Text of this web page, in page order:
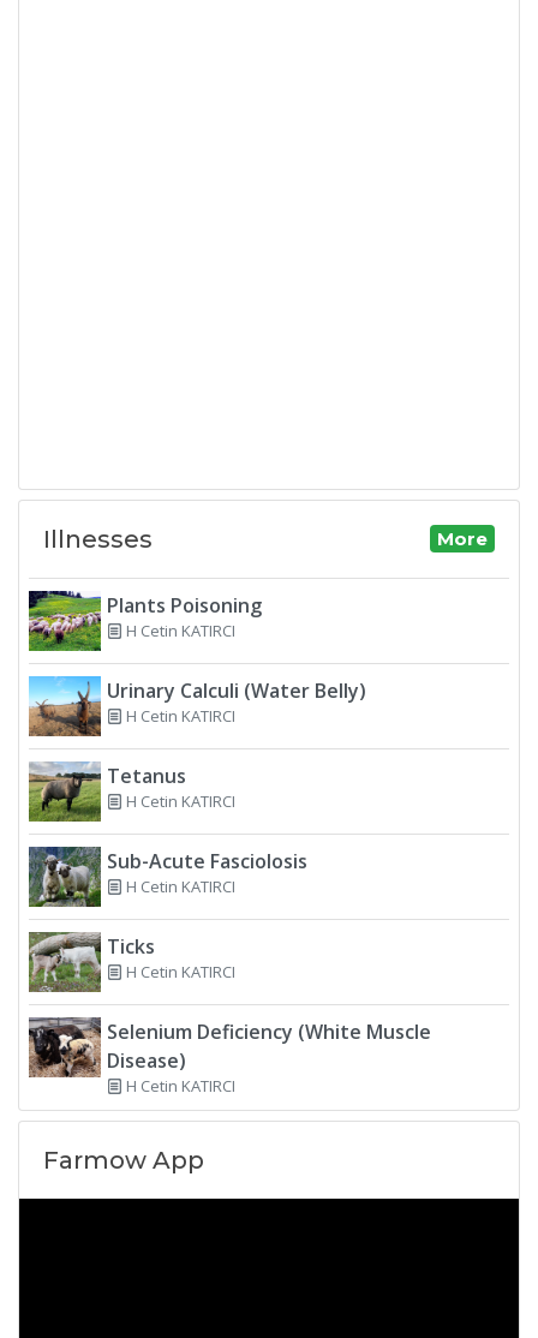
Illnesses More
Plants Poisoning
H Cetin KATIRCI
Urinary Calculi (Water Belly)
H Cetin KATIRCI
Tetanus
H Cetin KATIRCI
Sub-Acute Fasciolosis
H Cetin KATIRCI
Ticks
H Cetin KATIRCI
Selenium Deficiency (White Muscle
Disease)
H Cetin KATIRCI
Farmow App